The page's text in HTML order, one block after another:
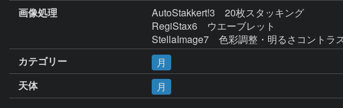
画像処理
AutoStakkert!3　20枚スタッキング
RegiStax6　ウエーブレット
StellaImage7　色彩調整・明るさコントラ
カテゴリー
月
天体
月